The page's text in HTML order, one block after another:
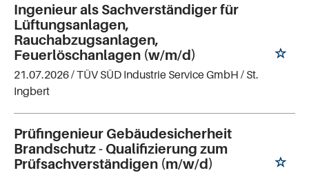
Ingenieur als Sachverständiger für
Lüftungsanlagen,
Rauchabzugsanlagen,
Feuerlöschanlagen (w/m/d)
21.07.2026 /TÜV SÜD Industrie Service GmbH / St.
Ingbert
Prüfingenieur Gebäudesicherheit
Brandschutz - Qualifizierung zum
Prüfsachverständigen (m/w/d)